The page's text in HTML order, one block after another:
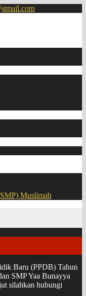
Muslimah
Baru (PPDB) Tahun
SMP Yaa Bunayya
silahkan hubungi